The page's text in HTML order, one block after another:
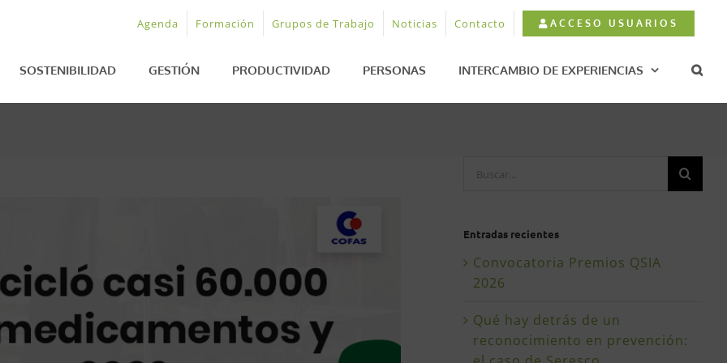
Agenda Formación Grupos de Trabajo Noticias Contacto ACCESO USUARIOS
SOSTENIBILIDAD GESTIÓN PRODUCTIVIDAD PERSONAS INTERCAMBIO DE EXPERIENCIAS
Entradas recientes
Convocatoria Premios QSIA
2026
Qué hay detrás de un
reconocimiento en prevención: